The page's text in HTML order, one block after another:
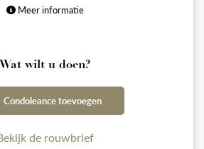
Meer informatie
Wat wilt u doen?
Condoleance toevoegen
de rouwbrief